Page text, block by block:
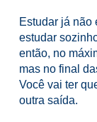
Estudar já não
estudar
então, no
mas no final
Você vai ter
outra saída.